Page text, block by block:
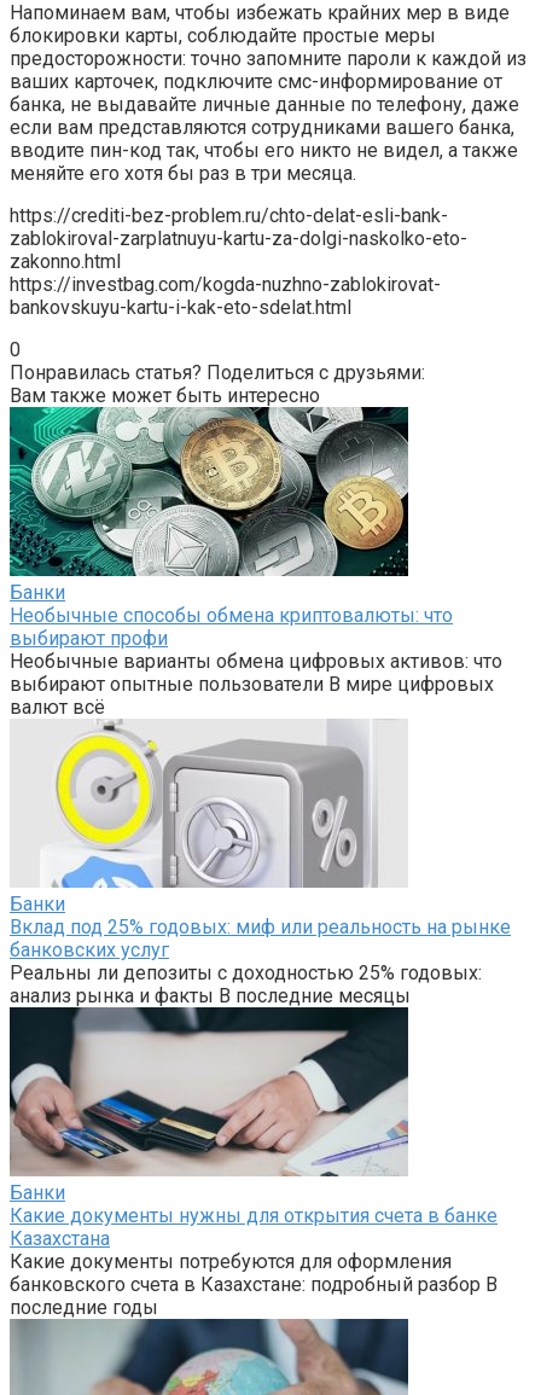
Напоминаем вам, чтобы избежать крайних мер в виде
блокировки карты, соблюдайте простые меры
предосторожности: точно запомните пароли к каждой из
ваших карточек, подключите смс-информирование от
банка, не выдавайте личные данные по телефону, даже
если вам представляются сотрудниками вашего банка,
вводите пин-код так, чтобы его никто не видел, а также
меняйте его хотя бы раз в три месяца.
https://crediti-bez-problem.ru/chto-delat-esli-bank-
zablokiroval-zarplatnuyu-kartu-za-dolgi-naskolko-eto-
zakonno.html
https://investbag.com/kogda-nuzhno-zablokirovat-
bankovskuyu-kartu-i-kak-eto-sdelat.html
0
Понравилась статья? Поделиться с друзьями:
Вам также может быть интересно
Банки
Необычные способы обмена криптовалюты: что
выбирают профи
Необычные варианты обмена цифровых активов: что
выбирают опытные пользователи В мире цифровых
валют всё
Банки
Вклад под 25% годовых: миф или реальность на рынке
банковских услуг
Реальны ли депозиты с доходностью 25% годовых:
анализ рынка и факты В последние месяцы
Банки
Какие документы нужны для открытия счета в банке
Казахстана
Какие документы потребуются для оформления
банковского счета в Казахстане: подробный разбор В
последние годы